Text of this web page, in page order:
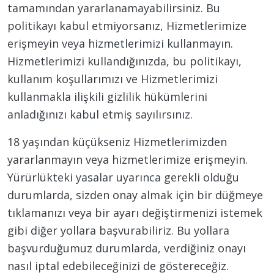
tamamından yararlanamayabilirsiniz. Bu
politikayı kabul etmiyorsanız, Hizmetlerimize
erişmeyin veya hizmetlerimizi kullanmayın.
Hizmetlerimizi kullandığınızda, bu politikayı,
kullanım koşullarımızı ve Hizmetlerimizi
kullanmakla ilişkili gizlilik hükümlerini
anladığınızı kabul etmiş sayılırsınız.
18 yaşından küçükseniz Hizmetlerimizden
yararlanmayın veya hizmetlerimize erişmeyin.
Yürürlükteki yasalar uyarınca gerekli olduğu
durumlarda, sizden onay almak için bir düğmeye
tıklamanızı veya bir ayarı değiştirmenizi istemek
gibi diğer yollara başvurabiliriz. Bu yollara
başvurduğumuz durumlarda, verdiğiniz onayı
nasıl iptal edebileceğinizi de göstereceğiz.